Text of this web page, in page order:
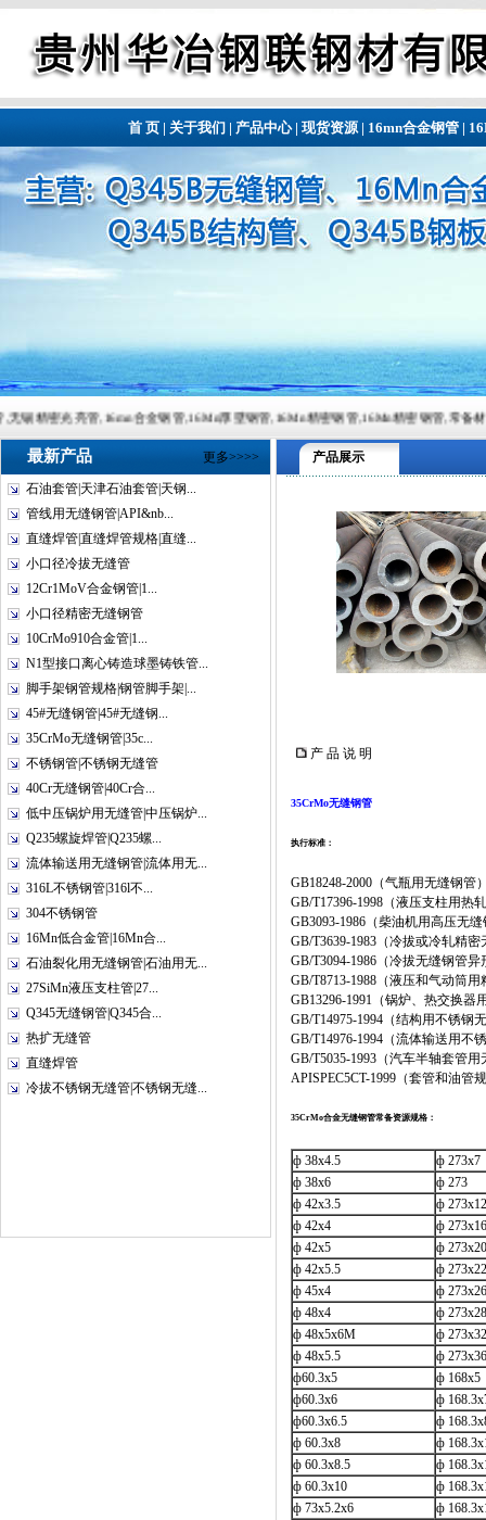
首 页| 关于我们 | 产品中心| 现货资源| 16mn合金钢管|
精密光亮管,16mn合金钢管,16Mn厚壁钢管,16Mn精密钢管,16Mn精密钢管,常备
最新产品 更多>>>>
石油套管|天津石油套管|天钢...
管线用无缝钢管|API&nb...
直缝焊管|直缝焊管规格|直缝...
小口径冷拔无缝管
12Cr1MoV合金钢管|1...
小口径精密无缝钢管
10CrMo910合金管|1...
N1型接口离心铸造球墨铸铁管...
脚手架钢管规格|钢管脚手架|...
45#无缝钢管|45#无缝钢...
35CrMo无缝钢管|35c...
不锈钢管|不锈钢无缝管
40Cr无缝钢管|40Cr合...
低中压锅炉用无缝管|中压锅炉...
Q235螺旋焊管|Q235螺...
流体输送用无缝钢管|流体用无...
316L不锈钢管|316l不...
304不锈钢管
16Mn低合金管|16Mn合...
石油裂化用无缝钢管|石油用无...
27SiMn液压支柱管|27...
Q345无缝钢管|Q345合...
热扩无缝管
直缝焊管
冷拔不锈钢无缝管|不锈钢无缝...
产品展示
产 品 说 明
35CrMo无缝钢管
执行标准：
GB18248-2000（气瓶用无缝钢
GB/T17396-1998（液压支柱用热
GB3093-1986（柴油机用高压无
GB/T3639-1983（冷拔或冷轧精密
GB/T3094-1986（冷拔无缝钢管异
GB/T8713-1988（液压和气动筒
GB13296-1991（锅炉、热交换器
GB/T14975-1994（结构用不锈钢
GB/T14976-1994（流体输送用不
GB/T5035-1993（汽车半轴套管用
APISPEC5CT-1999（套管和油管
35CrMo合金无缝钢管常备资源规格：
ф 38x4.5
ф 273x7
ф 38x6
ф 273
ф 42x3.5
ф
ф 42x4
ф
ф 42x5
ф
ф 42x5.5
ф
ф 45x4
ф
ф 48x4
ф 273x28
ф 48x5x6M
ф
ф 48x5.5
ф
ф60.3x5
ф 168x5
ф60.3x6
ф
ф60.3x6.5
ф
ф 60.3x8
ф
ф 60.3x8.5
ф
ф 60.3x10
ф
ф 73x5.2x6
ф